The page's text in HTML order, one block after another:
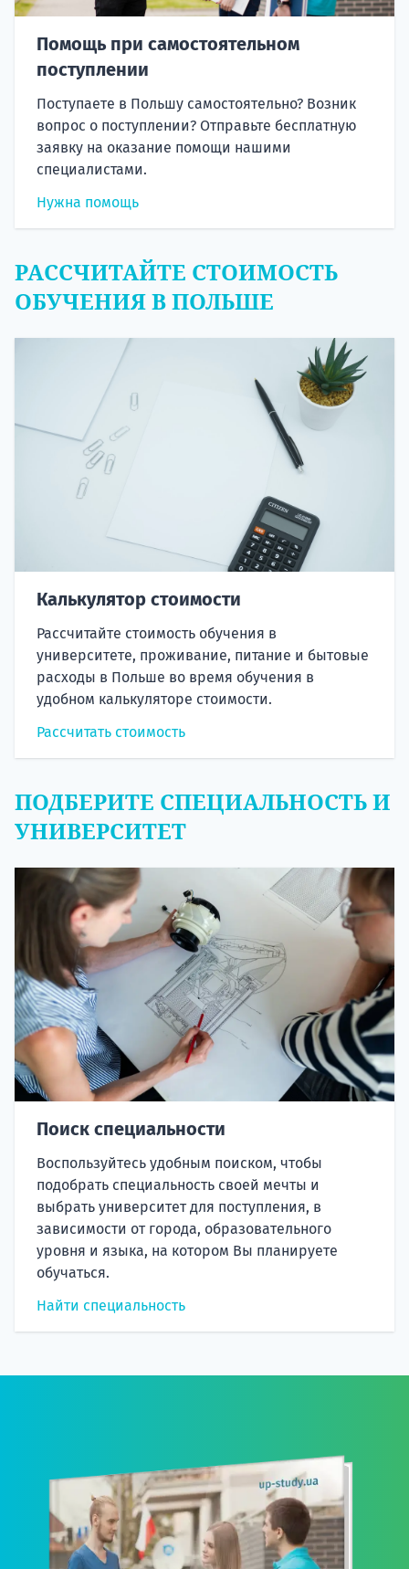
Помощь при самостоятельном
поступлении
Поступаете в Польшу самостоятельно? Возник
вопрос о поступлении? Отправьте бесплатную
заявку на оказание помощи нашими
специалистами.
Нужна помощь
РАССЧИТАЙТЕ СТОИМОСТЬ
ОБУЧЕНИЯ В ПОЛЬШЕ
Калькулятор стоимости
Рассчитайте стоимость обучения в
университете, проживание, питание и бытовые
расходы в Польше во время обучения в
удобном калькуляторе стоимости.
Рассчитать стоимость
ПОДБЕРИТЕ СПЕЦИАЛЬНОСТЬ И
УНИВЕРСИТЕТ
Поиск специальности
Воспользуйтесь удобным поиском, чтобы
подобрать специальность своей мечты и
выбрать университет для поступления, в
зависимости от города, образовательного
уровня и языка, на котором Вы планируете
обучаться.
Найти специальность